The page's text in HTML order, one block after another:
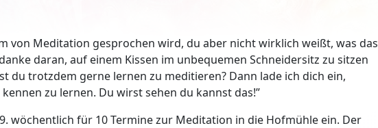
von Meditation gesprochen wird, du aber nicht wirklich weißt, was das
daran, auf einem Kissen im unbequemen Schneidersitz zu sitzen
du trotzdem gerne lernen zu meditieren? Dann lade ich dich ein,
zu lernen. Du wirst sehen du kannst das!”
wöchentlich für 10 Termine zur Meditation in die Hofmühle ein. Der